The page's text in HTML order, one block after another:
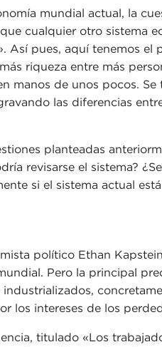
mundial actual, la
cualquier otro sistema
Así pues, aquí tenemos
riqueza entre más
manos de unos pocos.
las diferencias
planteadas
revisarse el sistema?
si el sistema actual
político Ethan
Pero la principal
los intereses de los
titulado «Los